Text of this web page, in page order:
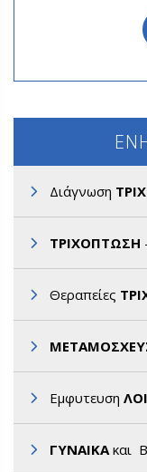
Διάγνωση
ΤΡΙΧΟΠΤΩΣΗ
Θεραπείες
Εμφυτευση
ΓΥΝΑΙΚΑκαι